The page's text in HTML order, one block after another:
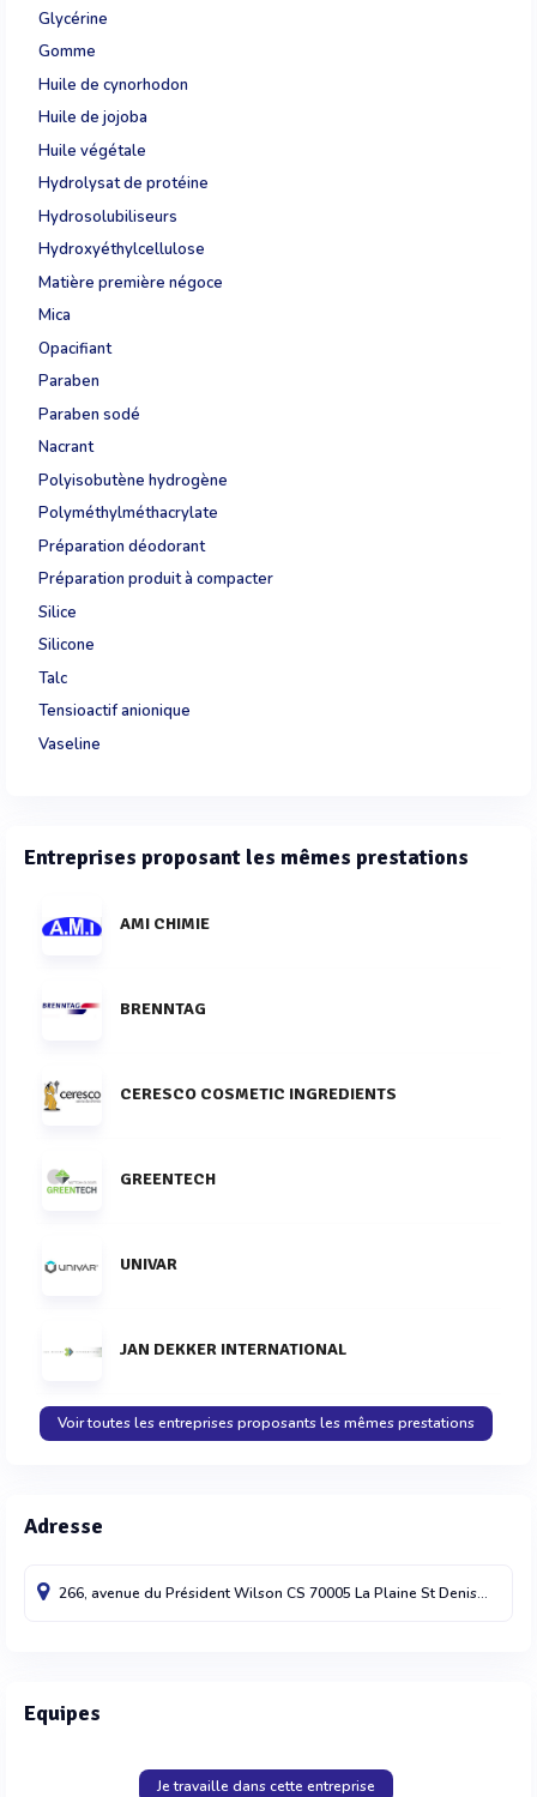
Glycérine
Gomme
Huile de cynorhodon
Huile de jojoba
Huile végétale
Hydrolysat de protéine
Hydrosolubiliseurs
Hydroxyéthylcellulose
Matière première négoce
Mica
Opacifiant
Paraben
Paraben sodé
Nacrant
Polyisobutène hydrogène
Polyméthylméthacrylate
Préparation déodorant
Préparation produit à compacter
Silice
Silicone
Talc
Tensioactif anionique
Vaseline
Entreprises proposant les mêmes prestations
AMI CHIMIE
BRENNTAG
CERESCO COSMETIC INGREDIENTS
GREENTECH
UNIVAR
JAN DEKKER INTERNATIONAL
Voir toutes les entreprises proposants les mêmes prestations
Adresse
266, avenue du Président Wilson CS 70005 La Plaine St Denis cdx
Equipes
Je travaille dans cette entreprise